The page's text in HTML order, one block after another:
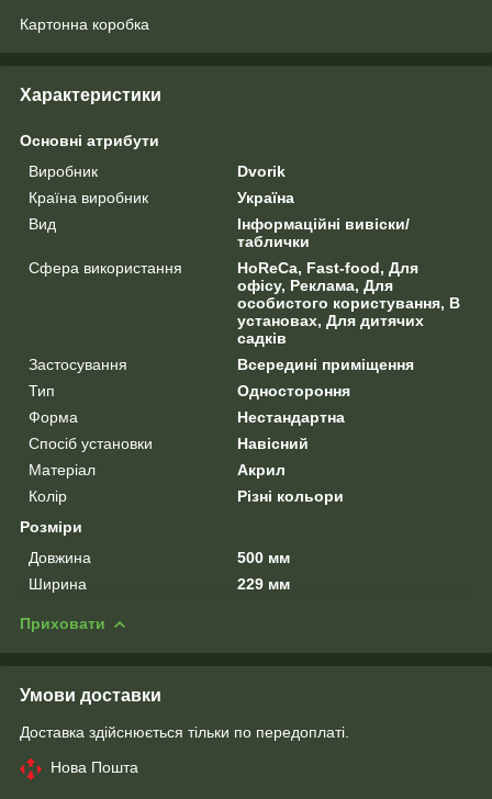
Картонна коробка
Характеристики
Основні атрибути
Виробник
Dvorik
Країна виробник
Україна
Вид
Інформаційні вивіски/
таблички
Сфера використання
HoReCa, Fast-food, Для
офісу, Реклама, Для
особистого користування, В
установах, Для дитячих
садків
Застосування
Всередині приміщення
Тип
Одностороння
Форма
Нестандартна
Спосіб установки
Навісний
Матеріал
Акрил
Колір
Різні кольори
Розміри
Довжина
500 мм
Ширина
229 мм
Приховати
Умови доставки
Доставка здійснюється тільки по передоплаті.
Нова Пошта